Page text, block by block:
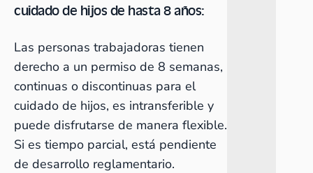
cuidado de hijos de hasta 8 años:
Las personas trabajadoras tienen
derecho a un permiso de 8 semanas,
continuas o discontinuas para el
cuidado de hijos, es intransferible y
puede disfrutarse de manera flexible.
Si es tiempo parcial, está pendiente
de desarrollo reglamentario.